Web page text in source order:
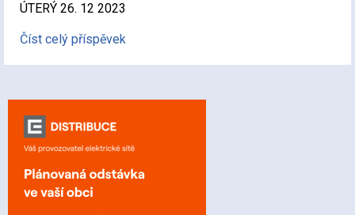
ÚTERÝ 26. 12 2023
Číst celý příspěvek